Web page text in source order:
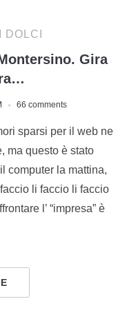
DOLCI
Gira
66 comments
sparsi per il web ne
ma questo è stato
computer la mattina,
li faccio li faccio
l’ “impresa” è